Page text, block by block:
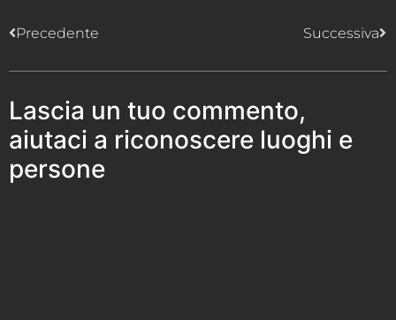
Precedente Successiva
Lascia un tuo commento,
aiutaci a riconoscere luoghi e
persone